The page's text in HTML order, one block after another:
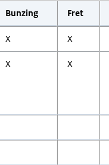
Bunzing Fret
X X
X X